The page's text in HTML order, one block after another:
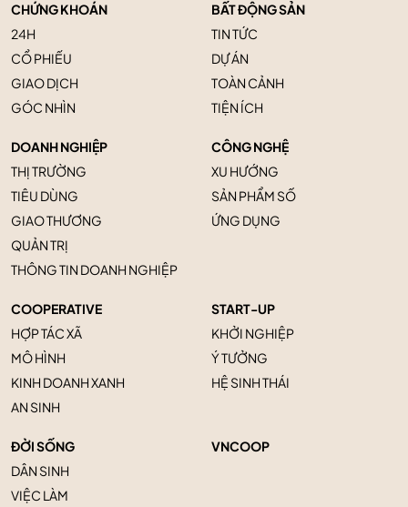
CHỨNG KHOÁN
24H
CỔ PHIẾU
GIAO DỊCH
GÓC NHÌN
BẤT ĐỘNG SẢN
TIN TỨC
DỰ ÁN
TOÀN CẢNH
TIỆN ÍCH
DOANH NGHIỆP
THỊ TRƯỜNG
TIÊU DÙNG
GIAO THƯƠNG
QUẢN TRỊ
THÔNG TIN DOANH NGHIỆP
CÔNG NGHỆ
XU HƯỚNG
SẢN PHẨM SỐ
ỨNG DỤNG
COOPERATIVE
HỢP TÁC XÃ
MÔ HÌNH
KINH DOANH XANH
AN SINH
START-UP
KHỞI NGHIỆP
Ý TƯỞNG
HỆ SINH THÁI
ĐỜI SỐNG
DÂN SINH
VIỆC LÀM
VNCOOP